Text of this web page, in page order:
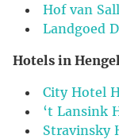
Hof van
Landgoed
Hotels in
City Hotel
‘t Lansink
Stravinsky